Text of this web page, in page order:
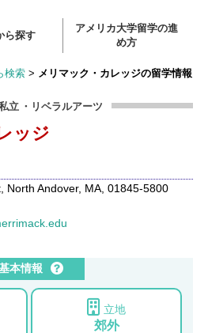
ら探す
アメリカ大学留学の進
め方
検索 > メリマック・カレッジの留学情報
立 ・リベラルアーツ
ッジ
North Andover, MA, 01845-5800
本情報
立地
郊外